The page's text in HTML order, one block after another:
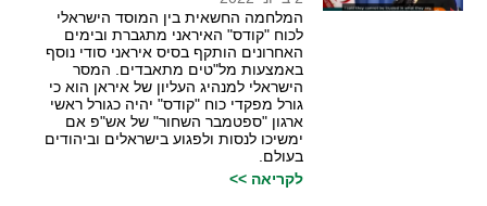
המלחמה החשאית בין המוסד הישראלי
לכוח "קודס" האיראני מתגברת ובימים
האחרונים הותקף בסיס איראני סודי נוסף
באמצעות מל"טים מתאבדים. המסר
הישראלי למנהיג העליון של איראן הוא כי
גורל מפקדי כוח "קודס" יהיה כגורל ראשי
ארגון "ספטמבר השחור" של אש"פ אם
ימשיכו לנסות ולפגוע בישראלים וביהודים
בעולם.
לקריאה >>